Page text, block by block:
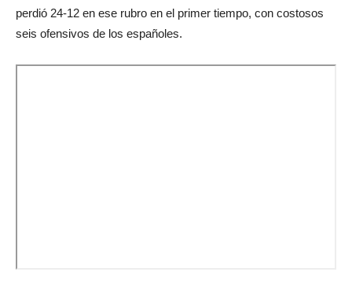
perdió 24-12 en ese rubro en el primer tiempo, con costosos
seis ofensivos de los españoles.